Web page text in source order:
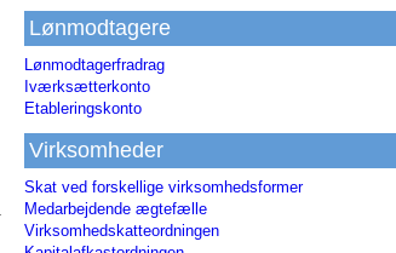
Lønmodtagere
Lønmodtagerfradrag
Iværksætterkonto
Etableringskonto
Virksomheder
Skat ved forskellige virksomhedsformer
Medarbejdende ægtefælle
Virksomhedskatteordningen